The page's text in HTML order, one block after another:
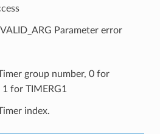
Parameter error
group number, 0 for
for TIMERG1
index.